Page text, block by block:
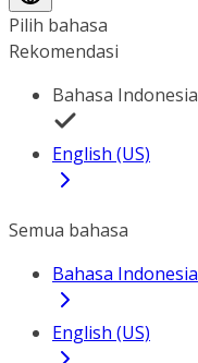
Pilih bahasa
Rekomendasi
Bahasa Indonesia
English (US)
Semua bahasa
Bahasa Indonesia
English (US)